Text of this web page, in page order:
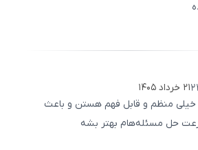
۲۱ خرداد ۱۴۰۵
خیلی منظم و قابل فهم هستن و باعث
حل مسئله‌هام بهتر بشه